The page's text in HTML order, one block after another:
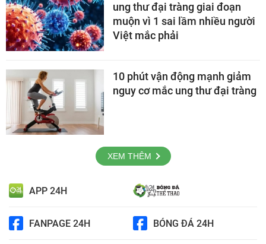
ung thư đại tràng giai đoạn
muộn vì 1 sai lầm nhiều người
Việt mắc phải
10 phút vận động mạnh giảm
nguy cơ mắc ung thư đại tràng
XEM THÊM
APP 24H
FANPAGE 24H BÓNG ĐÁ 24H